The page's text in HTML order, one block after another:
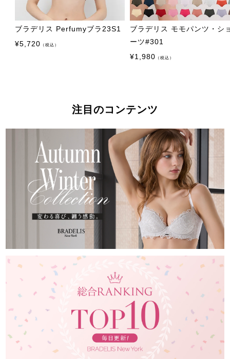
ブラデリス Perfumyブラ23S1
¥5,720 （税込）
ブラデリス モモパンツ・シ
ーツ#301
¥1,980 （税込）
注目のコンテンツ